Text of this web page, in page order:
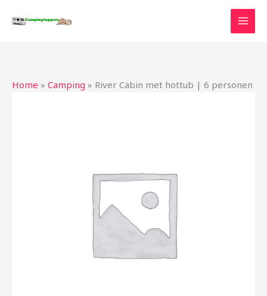
naar
Home » Camping » River Cabin met hottub | 6 personen